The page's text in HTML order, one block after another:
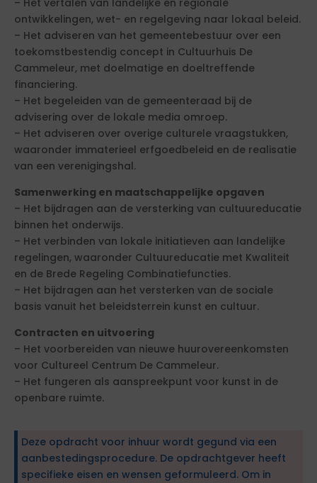
– Het vertalen van landelijke en regionale
ontwikkelingen, wet- en regelgeving naar lokaal beleid.
– Het adviseren van het gemeentebestuur over een
toekomstbestendig concept in Cultuurhuis De
Cammeleur, met doelmatige en doeltreffende
financiering.
– Het begeleiden van de gemeenteraad bij de
advisering over de lokale media omroep.
– Het adviseren over overige culturele vraagstukken,
waaronder immaterieel erfgoedbeleid en de realisatie
van een verenigingshal.
Samenwerking en maatschappelijke opgaven
– Het bijdragen aan de versterking van cultuureducatie
binnen het onderwijs.
– Het verbinden van lokale initiatieven aan landelijke
regelingen, waaronder Cultuureducatie met Kwaliteit
en de Brede Regeling Combinatiefuncties.
– Het bijdragen aan het versterken van de sociale
basis vanuit het beleidsterrein kunst en cultuur.
Contracten en uitvoering
– Het voorbereiden van nieuwe huurovereenkomsten
voor Cultureel Centrum De Cammeleur.
– Het fungeren als aanspreekpunt voor kunst in de
openbare ruimte.
Deze opdracht voor inhuur wordt gegund via een
aanbestedingsprocedure. De opdrachtgever heeft
specifieke eisen en wensen geformuleerd. Om in